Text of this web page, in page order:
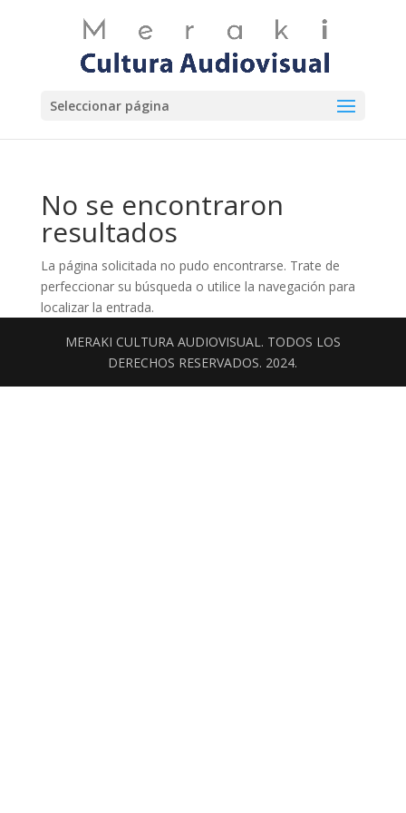
Seleccionar página
No se encontraron
resultados
La página solicitada no pudo encontrarse. Trate de
perfeccionar su búsqueda o utilice la navegación para
localizar la entrada.
MERAKI CULTURA AUDIOVISUAL. TODOS LOS
DERECHOS RESERVADOS. 2024.